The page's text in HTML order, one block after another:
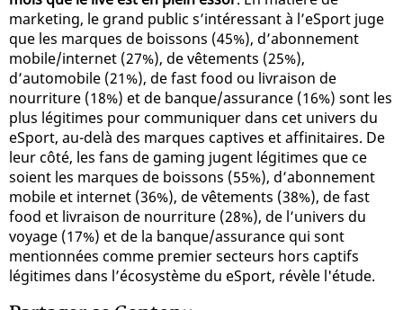
marketing, le grand public s’intéressant à l’eSport juge
que les marques de boissons (45%), d’abonnement
mobile/internet (27%), de vêtements (25%),
d’automobile (21%), de fast food ou livraison de
nourriture (18%) et de banque/assurance (16%) sont les
plus légitimes pour communiquer dans cet univers du
eSport, au-delà des marques captives et affinitaires. De
leur côté, les fans de gaming jugent légitimes que ce
soient les marques de boissons (55%), d’abonnement
mobile et internet (36%), de vêtements (38%), de fast
food et livraison de nourriture (28%), de l’univers du
voyage (17%) et de la banque/assurance qui sont
mentionnées comme premier secteurs hors captifs
légitimes dans l’écosystème du eSport, révèle l'étude.